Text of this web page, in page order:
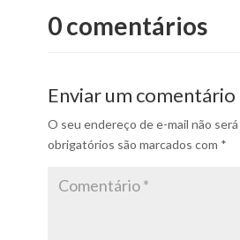
0 comentários
Enviar um comentário
O seu endereço de e-mail não
obrigatórios são marcados com *